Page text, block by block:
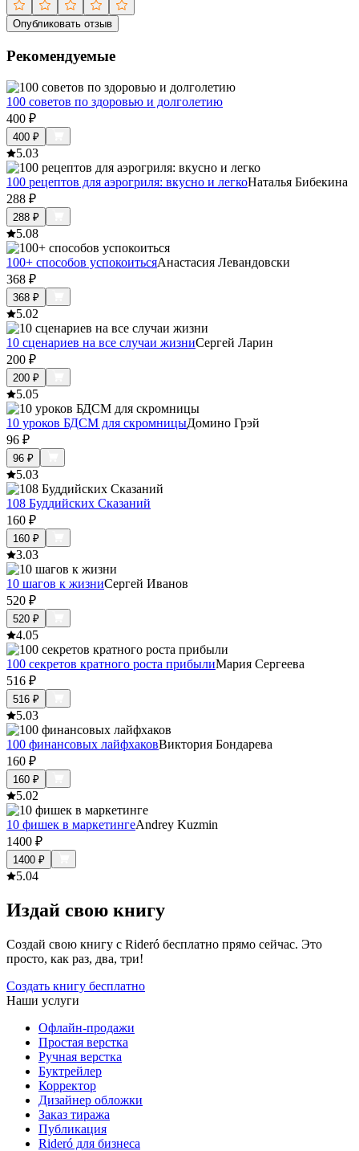
Опубликовать отзыв
Рекомендуемые
100 советов по здоровью и долголетию
400 ₽
400 ₽
5.03
100 рецептов для аэрогриля: вкусно и легкоНаталья Бибекина
288 ₽
288 ₽
5.08
100+ способов успокоитьсяАнастасия Левандовски
368 ₽
368 ₽
5.02
10 сценариев на все случаи жизниСергей Ларин
200 ₽
200 ₽
5.05
10 уроков БДСМ для скромницыДомино Грэй
96 ₽
96 ₽
5.03
108 Буддийских Сказаний
160 ₽
160 ₽
3.03
10 шагов к жизниСергей Иванов
520 ₽
520 ₽
4.05
100 секретов кратного роста прибылиМария Сергеева
516 ₽
516 ₽
5.03
100 финансовых лайфхаковВиктория Бондарева
160 ₽
160 ₽
5.02
10 фишек в маркетингеAndrey Kuzmin
1400 ₽
1400 ₽
5.04
Издай свою книгу
Создай свою книгу с Rideró бесплатно прямо сейчас. Это
просто, как раз, два, три!
Создать книгу бесплатно
Наши услуги
Офлайн-продажи
Простая верстка
Ручная верстка
Буктрейлер
Корректор
Дизайнер обложки
Заказ тиража
Публикация
Rideró для бизнеса